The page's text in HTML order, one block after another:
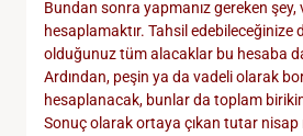
Bundan sonra yapmanız gereken şey,
hesaplamaktır. Tahsil edebileceğinize
olduğunuz tüm alacaklar bu hesaba
Ardından, peşin ya da vadeli olarak
hesaplanacak, bunlar da toplam
Sonuç olarak ortaya çıkan tutar nisap